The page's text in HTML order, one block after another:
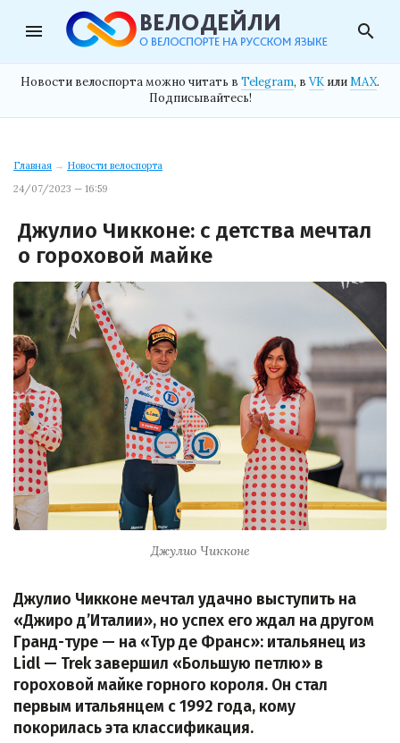
menu search
Новости велоспорта можно читать в Telegram, в VK илиMAX.
Подписывайтесь!
Главная → Новости велоспорта
24/07/2023 — 16:59
Джулио Чикконе: с детства мечтал
о гороховой майке
Джулио Чикконе
Джулио Чикконе мечтал удачно выступить на
«Джиро д’Италии», но успех его ждал на другом
Гранд-туре — на «Тур де Франс»: итальянец из
Lidl — Trek завершил «Большую петлю» в
гороховой майке горного короля. Он стал
первым итальянцем с 1992 года, кому
покорилась эта классификация.